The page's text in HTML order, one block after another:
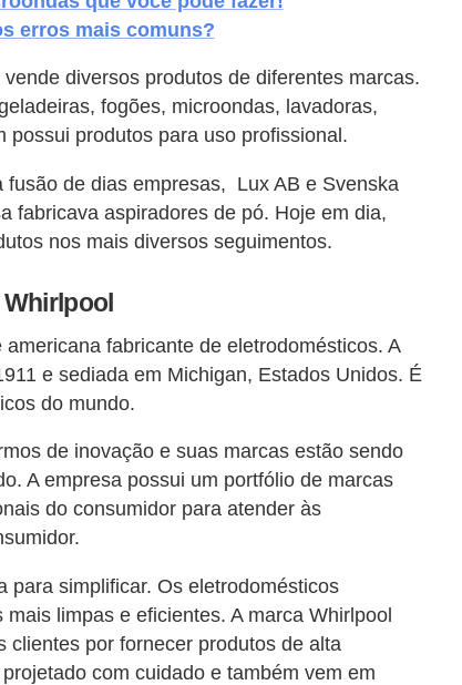
erros mais comuns?
diversos produtos de diferentes marcas.
fogões, microondas, lavadoras,
possui produtos para uso profissional.
de dias empresas, Lux AB e Svenska
fabricava aspiradores de pó. Hoje em dia,
nos mais diversos seguimentos.
fabricante de eletrodomésticos. A
e sediada em Michigan, Estados Unidos. É
do mundo.
de inovação e suas marcas estão sendo
A empresa possui um portfólio de marcas
do consumidor para atender às
para simplificar. Os eletrodomésticos
limpas e eficientes. A marca Whirlpool
clientes por fornecer produtos de alta
com cuidado e também vem em